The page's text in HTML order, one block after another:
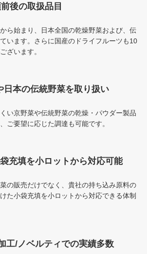
後の取扱品目
ら始まり、日本全国の乾燥野菜および、伝
います。さらに国産のドライフルーツも10
ざいます。
日本の伝統野菜を取り扱い
い京野菜や伝統野菜の乾燥・パウダー製品
ご要望に応じた調達も可能です。
充填を小ロットから対応可能
の販売だけでなく、貴社の持ち込み原料の
た小袋充填を小ロットから対応できる体制
工/ノベルティでの実績多数